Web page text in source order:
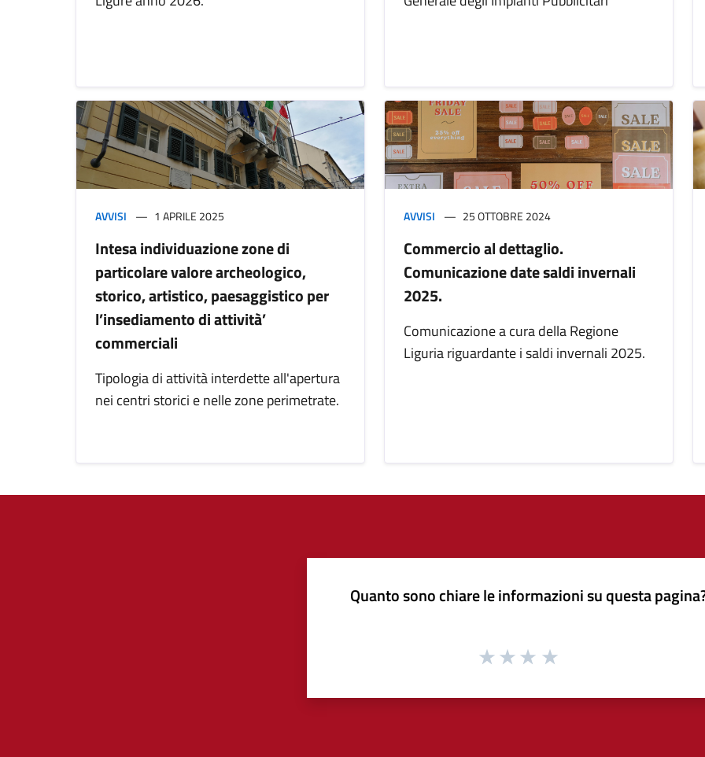
AVVISI 1 APRILE 2025
Intesa individuazione zone di
particolare valore archeologico,
storico, artistico, paesaggistico per
l’insediamento di attività’
commerciali
Tipologia di attività interdette all'apertura
nei centri storici e nelle zone perimetrate.
AVVISI 25 OTTOBRE 2024
Commercio al dettaglio.
Comunicazione date saldi invernali
2025.
Comunicazione a cura della Regione
Liguria riguardante i saldi invernali 2025.
Quanto sono chiare le informazioni su questa